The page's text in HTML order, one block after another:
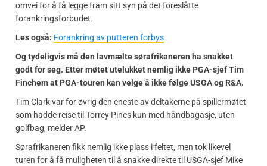
omvei for å få legge fram sitt syn på det foreslåtte
forankringsforbudet.
Les også: Forankring av putteren forbys
Og tydeligvis må den lavmælte sørafrikaneren ha snakket
godt for seg. Etter møtet utelukket nemlig ikke PGA-sjef Tim
Finchem at PGA-touren kan velge å ikke følge USGA og R&A.
Tim Clark var for øvrig den eneste av deltakerne på spillermøtet
som hadde reise til Torrey Pines kun med håndbagasje, uten
golfbag, melder AP.
Sørafrikaneren fikk nemlig ikke plass i feltet, men tok likevel
turen for å få muligheten til å snakke direkte til USGA-sjef Mike